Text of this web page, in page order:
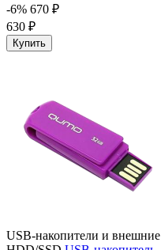
-6% 670 ₽
630 ₽
Купить
USB-накопители и внешние